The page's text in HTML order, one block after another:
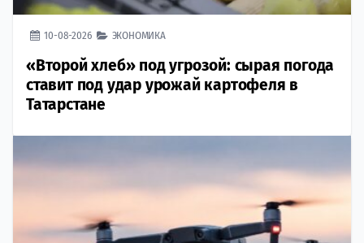
10-08-2026 ЭКОНОМИКА
«Второй хлеб» под угрозой: сырая погода
ставит под удар урожай картофеля в
Татарстане